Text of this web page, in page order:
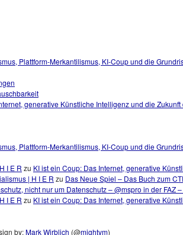
Plattform-Merkantilismus, KI-Coup und die
generative Künstliche Intelligenz und die
Plattform-Merkantilismus, KI-Coup und die
I E R zu KI ist ein Coup: Das Internet, generative
| H I E R zu Das Neue Spiel – Das Buch zum
nicht nur um Datenschutz – @mspro in der FAZ
I E R zu KI ist ein Coup: Das Internet, generative
by:Mark Wirblich (@mightym)